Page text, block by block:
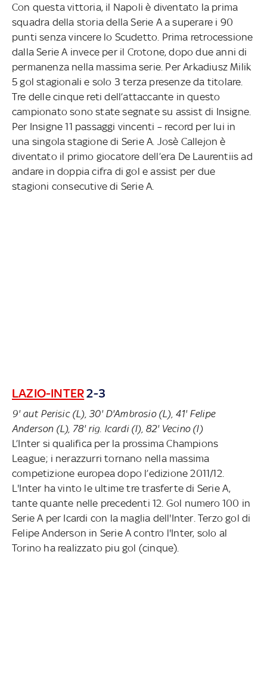
Con questa vittoria, il Napoli è diventato la prima
squadra della storia della Serie A a superare i 90
punti senza vincere lo Scudetto. Prima retrocessione
dalla Serie A invece per il Crotone, dopo due anni di
permanenza nella massima serie. Per Arkadiusz Milik
5 gol stagionali e solo 3 terza presenze da titolare.
Tre delle cinque reti dell’attaccante in questo
campionato sono state segnate su assist di Insigne.
Per Insigne 11 passaggi vincenti – record per lui in
una singola stagione di Serie A. Josè Callejon è
diventato il primo giocatore dell’era De Laurentiis ad
andare in doppia cifra di gol e assist per due
stagioni consecutive di Serie A.
LAZIO-INTER2-3
9' aut Perisic (L), 30' D'Ambrosio (L), 41' Felipe
Anderson (L), 78' rig. Icardi (I), 82' Vecino (I)
L’Inter si qualifica per la prossima Champions
League; i nerazzurri tornano nella massima
competizione europea dopo l’edizione 2011/12.
L'Inter ha vinto le ultime tre trasferte di Serie A,
tante quante nelle precedenti 12. Gol numero 100 in
Serie A per Icardi con la maglia dell'Inter. Terzo gol di
Felipe Anderson in Serie A contro l'Inter, solo al
Torino ha realizzato piu gol (cinque).